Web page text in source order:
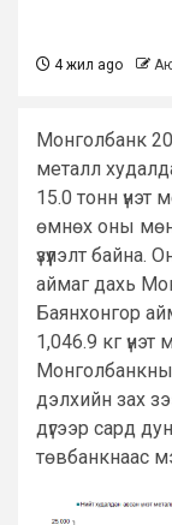
4 жил ago
Монголбанк
металл
15.0 тонн үнэт
өмнөх оны мөн
үзүүлэлт
аймаг дахь
Баянхонгор
1,046.9 кг үнэт
Монголбанкны
дэлхийн зах
дүгээр сард
төвбанкнаас